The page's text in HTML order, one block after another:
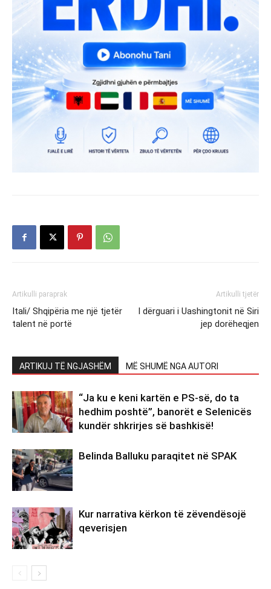
Artikulli paraprak
Itali/ Shqipëria me një tjetër
talent në portë
Artikulli tjetër
I dërguari i Uashingtonit në Siri
jep dorëheqjen
ARTIKUJ TË NGJASHËM MË SHUMË NGA AUTORI
“Ja ku e keni kartën e PS-së, do ta
hedhim poshtë”, banorët e Selenicës
kundër shkrirjes së bashkisë!
Belinda Balluku paraqitet në SPAK
Kur narrativa kërkon të zëvendësojë
qeverisjen